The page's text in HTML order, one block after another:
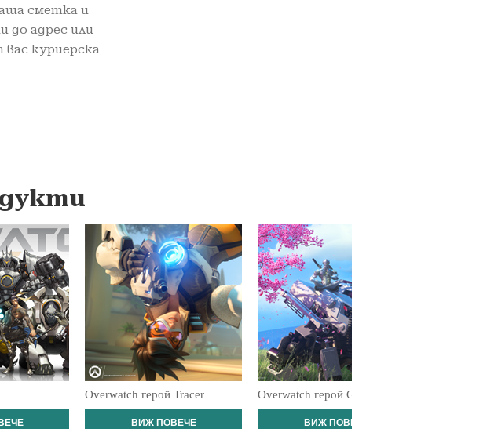
сметка и
до адрес или
куриерска
Overwatch герой Tracer
ВИЖ ПОВЕЧЕ
Overwatch герой Genji
ВИЖ ПОВЕЧЕ